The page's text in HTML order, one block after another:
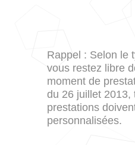
Rappel : Selon le
vous restez libre
moment de
du 26 juillet 2013,
prestations
personnalisées.